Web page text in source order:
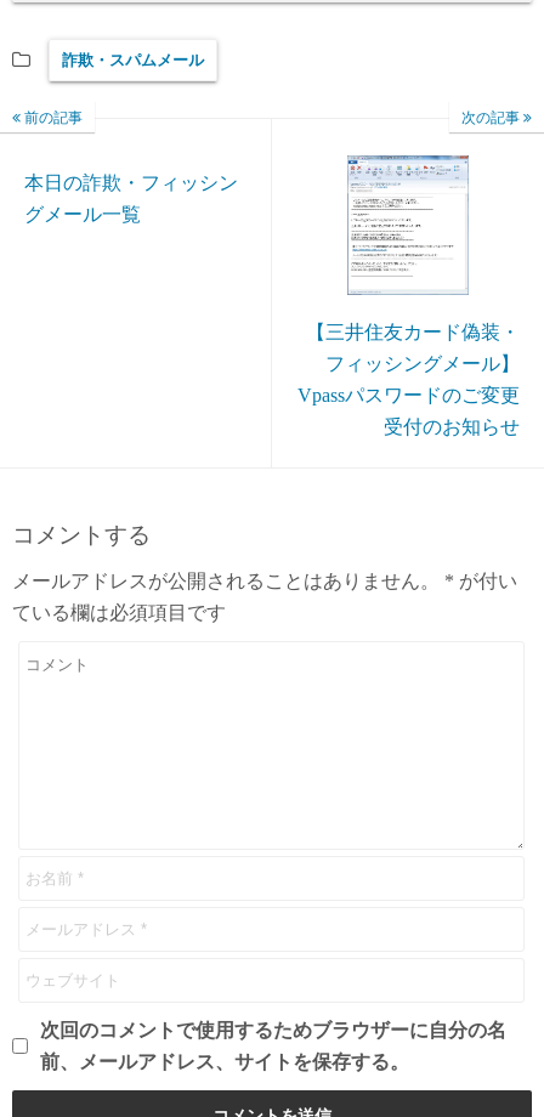
詐欺・スパムメール
前の記事
本日の詐欺・フィッシン
グメール一覧
次の記事
【三井住友カード偽装・
フィッシングメール】
Vpassパスワードのご変更
受付のお知らせ
コメントする
メールアドレスが公開されることはありません。 * が付い
ている欄は必須項目です
次回のコメントで使用するためブラウザーに自分の名
前、メールアドレス、サイトを保存する。